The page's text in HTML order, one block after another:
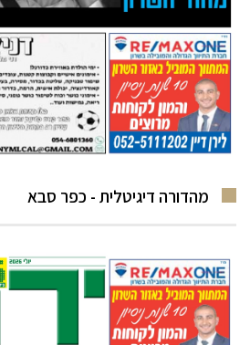
מהדורה דיגיטלית - כפר סבא